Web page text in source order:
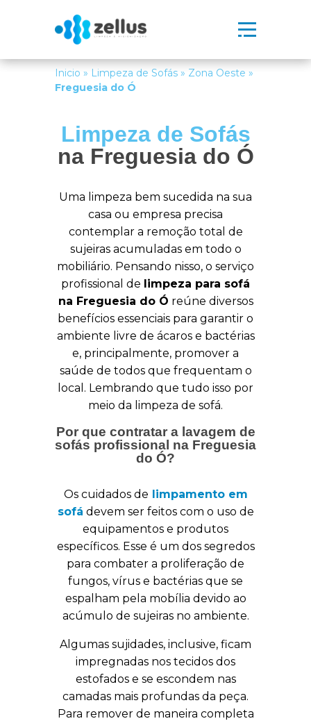
Inicio » Limpeza de Sofás » Zona Oeste »
Freguesia do Ó
Limpeza de Sofás
na Freguesia do Ó
Uma limpeza bem sucedida na sua
casa ou empresa precisa
contemplar a remoção total de
sujeiras acumuladas em todo o
mobiliário. Pensando nisso, o serviço
profissional de limpeza para sofá
na Freguesia do Ó reúne diversos
benefícios essenciais para garantir o
ambiente livre de ácaros e bactérias
e, principalmente, promover a
saúde de todos que frequentam o
local. Lembrando que tudo isso por
meio da limpeza de sofá.
Por que contratar a lavagem de
sofás profissional na Freguesia
do Ó?
Os cuidados de limpamento em
sofá devem ser feitos com o uso de
equipamentos e produtos
específicos. Esse é um dos segredos
para combater a proliferação de
fungos, vírus e bactérias que se
espalham pela mobília devido ao
acúmulo de sujeiras no ambiente.
Algumas sujidades, inclusive, ficam
impregnadas nos tecidos dos
estofados e se escondem nas
camadas mais profundas da peça.
Para remover de maneira completa